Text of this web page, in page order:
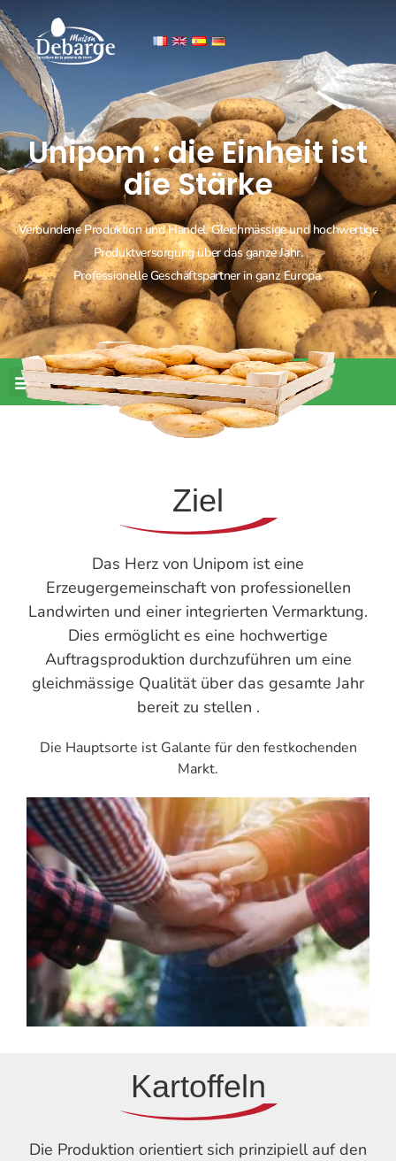
Unipom : die Einheit ist
die Stärke
Verbundene Produktion und Handel. Gleichmässige und hochwertige
Produktversorgung über das ganze Jahr.
Professionelle Geschäftspartner in ganz Europa.
Ziel
Das Herz von Unipom ist eine
Erzeugergemeinschaft von professionellen
Landwirten und einer integrierten Vermarktung.
Dies ermöglicht es eine hochwertige
Auftragsproduktion durchzuführen um eine
gleichmässige Qualität über das gesamte Jahr
bereit zu stellen .
Die Hauptsorte ist Galante für den festkochenden
Markt.
Kartoffeln
Die Produktion orientiert sich prinzipiell auf den